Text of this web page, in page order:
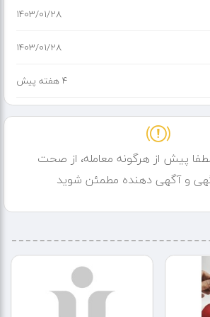
۱۴۰۳/۰۱/۲۸
۱۴۰۳/۰۱/۲۸
4 هفته پیش
لطفا پیش از هرگونه معامله، از صحت
و آگهی دهنده مطمئن شوید